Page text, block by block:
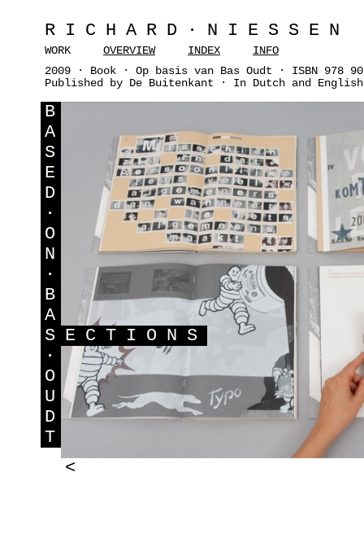
RICHARD·NIESSEN
WORK OVERVIEW INDEX
INFO
2009 · Book · Op basis van Bas Oudt · ISBN 978
Published by De Buitenkant · In Dutch and
B
A
S
E
D
·
O
N
·
B
A
S ECTIONS
·
O
U
D
T
<